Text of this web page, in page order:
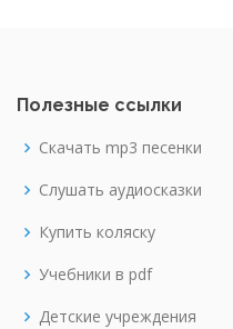
Полезные ссылки
Скачать mp3 песенки
Слушать аудиосказки
Купить коляску
Учебники в pdf
Детские учреждения